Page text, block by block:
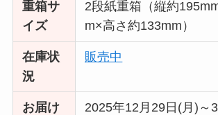
重箱サ
イズ
2段紙重箱（縦約
m×高さ約133mm）
在庫状
況
販売中
お届け
2025年12月29日(月)～